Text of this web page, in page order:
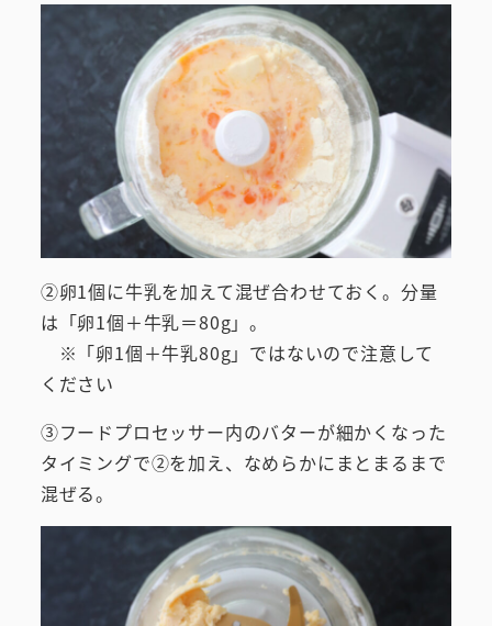
②卵1個に牛乳を加えて混ぜ合わせておく。分量
は「卵1個＋牛乳＝80g」。
※「卵1個＋牛乳80g」ではないので注意して
ください
③フードプロセッサー内のバターが細かくなった
タイミングで②を加え、なめらかにまとまるまで
混ぜる。